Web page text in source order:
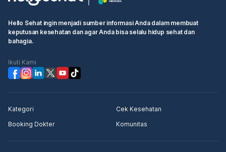
Hello Sehat ingin menjadi sumber informasi Anda dalam membuat
keputusan kesehatan dan agar Anda bisa selalu hidup sehat dan
bahagia.
Ikuti Kami
Kategori
Cek Kesehatan
Booking Dokter
Komunitas